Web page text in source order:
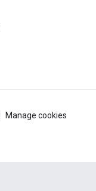
Manage cookies